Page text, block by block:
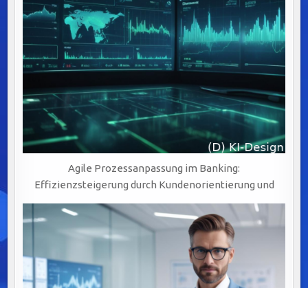
Agile Prozessanpassung im Banking:
Effizienzsteigerung durch Kundenorientierung und